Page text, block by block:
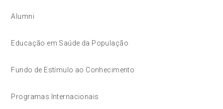
Alumni
Educação em Saúde da População
Fundo de Estímulo ao Conhecimento
Programas Internacionais